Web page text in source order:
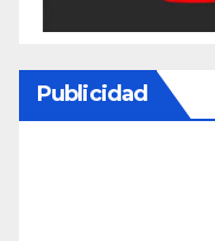
Publicidad